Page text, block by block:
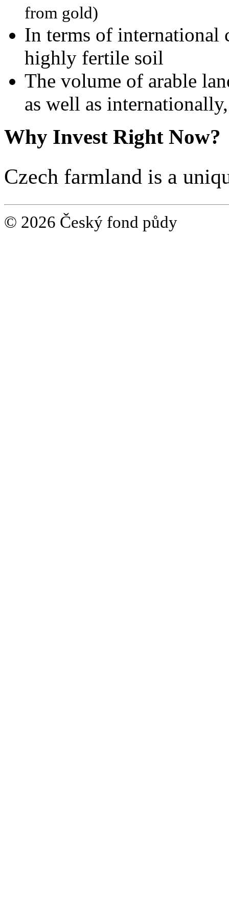
from gold)
In terms of international
highly fertile soil
The volume of arable
as well as
Why Invest Right Now?
Czech farmland is a
© 2026 Český fond půdy